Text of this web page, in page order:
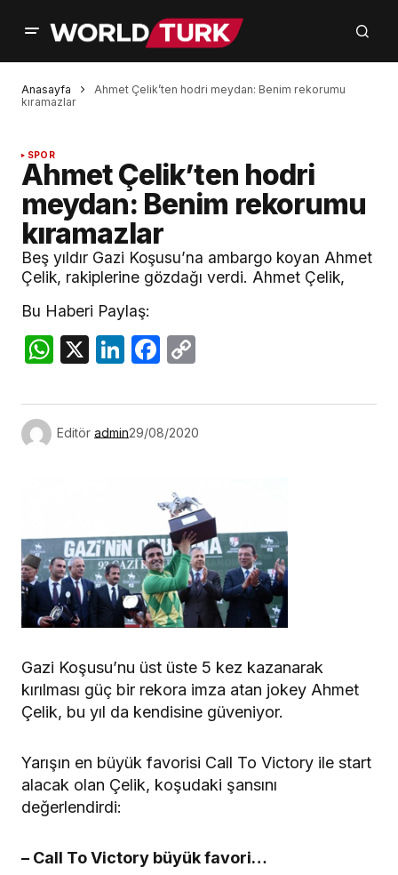
Anasayfa
Ahmet Çelik’ten hodri meydan: Benim rekorumu
kıramazlar
SPOR
Ahmet Çelik’ten hodri
meydan: Benim rekorumu
kıramazlar
Beş yıldır Gazi Koşusu’na ambargo koyan Ahmet
Çelik, rakiplerine gözdağı verdi. Ahmet Çelik,
Bu Haberi Paylaş:
WhatsApp
X LinkedIn
Facebook
Editör admin29/08/2020
Gazi Koşusu’nu üst üste 5 kez kazanarak
kırılması güç bir rekora imza atan jokey Ahmet
Çelik, bu yıl da kendisine güveniyor.
Yarışın en büyük favorisi Call To Victory ile start
alacak olan Çelik, koşudaki şansını
değerlendirdi:
– Call To Victory büyük favori…